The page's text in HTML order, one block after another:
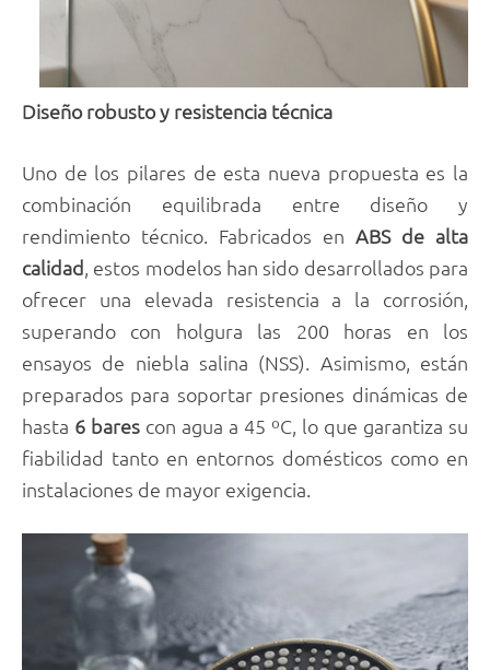
Diseño robusto y resistencia técnica
Uno de los pilares de esta nueva propuesta es la
combinación equilibrada entre diseño y
rendimiento técnico. Fabricados en ABS de alta
calidad, estos modelos han sido desarrollados para
ofrecer una elevada resistencia a la corrosión,
superando con holgura las 200 horas en los
ensayos de niebla salina (NSS). Asimismo, están
preparados para soportar presiones dinámicas de
hasta 6 bares con agua a 45 ºC, lo que garantiza su
fiabilidad tanto en entornos domésticos como en
instalaciones de mayor exigencia.